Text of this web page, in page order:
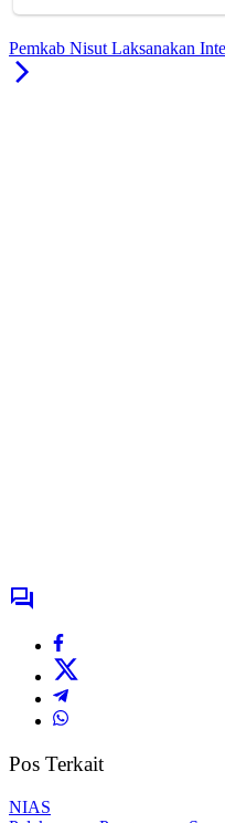
Pemkab Nisut Laksanakan
Pos Terkait
NIAS